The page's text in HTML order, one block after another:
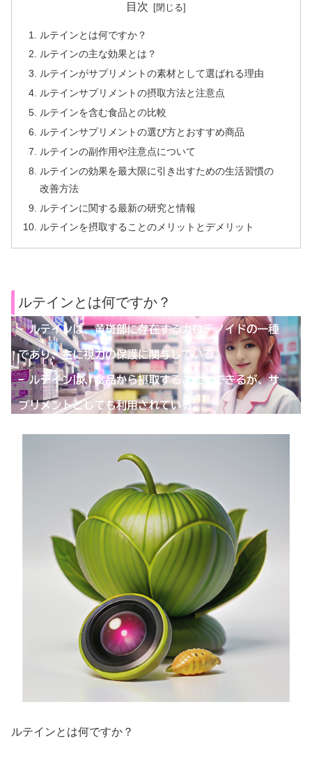
目次
ルテインとは何ですか？
ルテインの主な効果とは？
ルテインがサプリメントの素材として選ばれる理由
ルテインサプリメントの摂取方法と注意点
ルテインを含む食品との比較
ルテインサプリメントの選び方とおすすめ商品
ルテインの副作用や注意点について
ルテインの効果を最大限に引き出すための生活習慣の
改善方法
ルテインに関する最新の研究と情報
ルテインを摂取することのメリットとデメリット
ルテインとは何ですか？
ルテインとは何ですか？